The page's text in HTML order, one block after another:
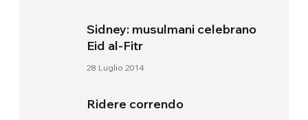
Sidney: musulmani celebrano
Eid al-Fitr
28 Luglio 2014
Ridere correndo